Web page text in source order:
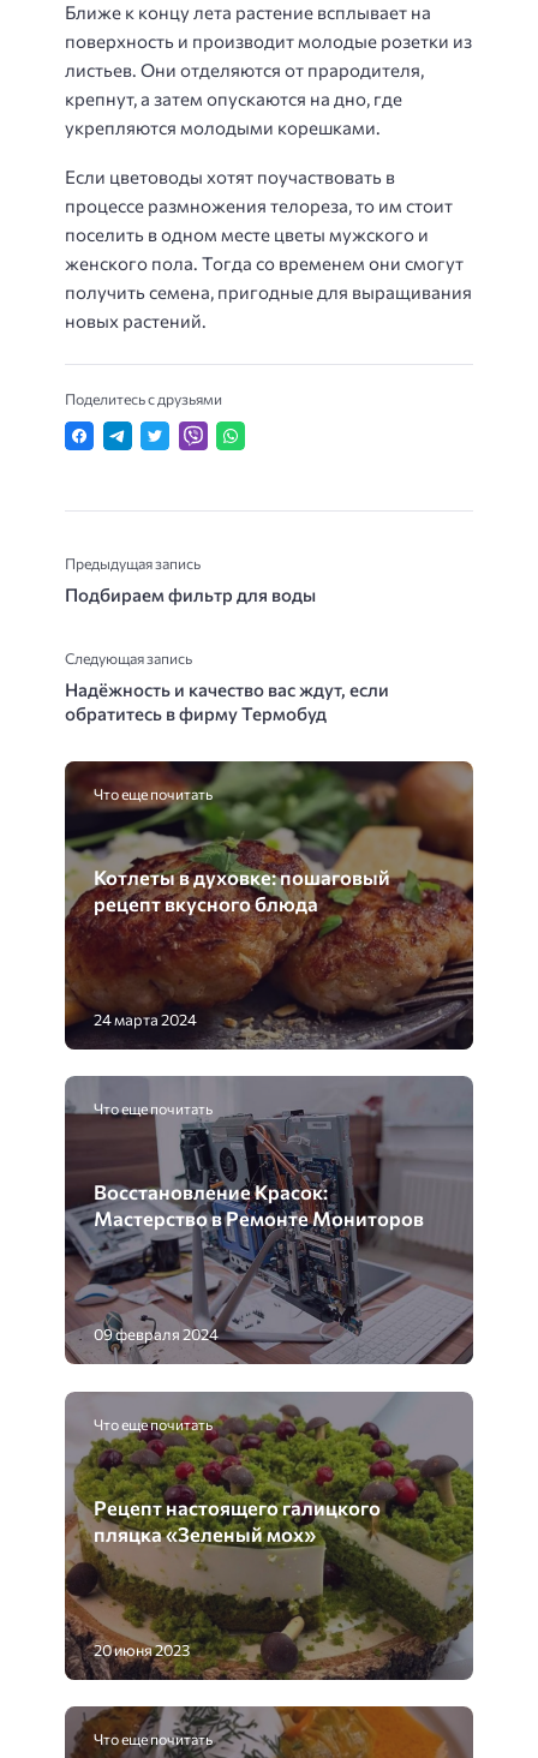
Ближе к концу лета растение всплывает на
поверхность и производит молодые розетки из
листьев. Они отделяются от прародителя,
крепнут, а затем опускаются на дно, где
укрепляются молодыми корешками.
Если цветоводы хотят поучаствовать в
процессе размножения телореза, то им стоит
поселить в одном месте цветы мужского и
женского пола. Тогда со временем они смогут
получить семена, пригодные для выращивания
новых растений.
Поделитесь с друзьями
Предыдущая запись
Подбираем фильтр для воды
Следующая запись
Надёжность и качество вас ждут, если
обратитесь в фирму Термобуд
Что еще почитать
Котлеты в духовке: пошаговый
рецепт вкусного блюда
24 марта 2024
Что еще почитать
Восстановление Красок:
Мастерство в Ремонте Мониторов
09 февраля 2024
Что еще почитать
Рецепт настоящего галицкого
пляцка «Зеленый мох»
20 июня 2023
Что еще почитать